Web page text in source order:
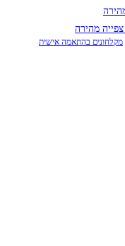
צפייה מהירה
מקלחונים בהתאמה אישית